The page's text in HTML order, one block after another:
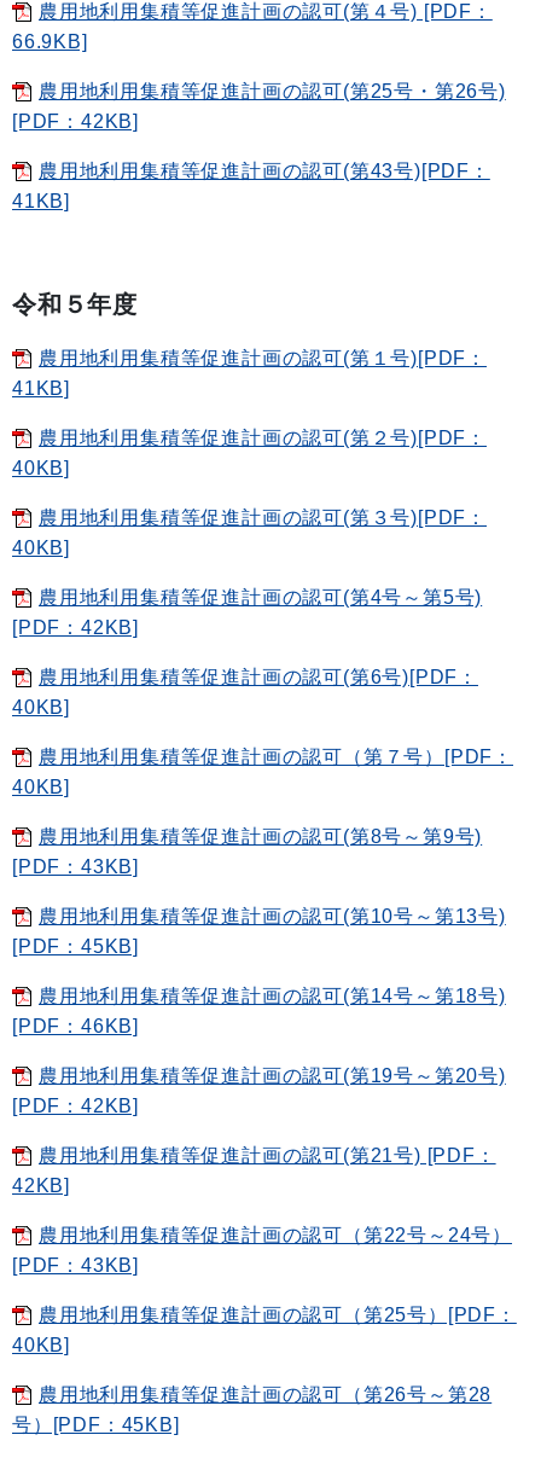
農用地利用集積等促進計画の認可(第４号) [PDF：
66.9KB]
農用地利用集積等促進計画の認可(第25号・第26号)
[PDF：42KB]
農用地利用集積等促進計画の認可(第43号)[PDF：
41KB]
令和５年度
農用地利用集積等促進計画の認可(第１号)[PDF：
41KB]
農用地利用集積等促進計画の認可(第２号)[PDF：
40KB]
農用地利用集積等促進計画の認可(第３号)[PDF：
40KB]
農用地利用集積等促進計画の認可(第4号～第5号)
[PDF：42KB]
農用地利用集積等促進計画の認可(第6号)[PDF：
40KB]
農用地利用集積等促進計画の認可（第７号）[PDF：
40KB]
農用地利用集積等促進計画の認可(第8号～第9号)
[PDF：43KB]
農用地利用集積等促進計画の認可(第10号～第13号)
[PDF：45KB]
農用地利用集積等促進計画の認可(第14号～第18号)
[PDF：46KB]
農用地利用集積等促進計画の認可(第19号～第20号)
[PDF：42KB]
農用地利用集積等促進計画の認可(第21号) [PDF：
42KB]
農用地利用集積等促進計画の認可（第22号～24号）
[PDF：43KB]
農用地利用集積等促進計画の認可（第25号）[PDF：
40KB]
農用地利用集積等促進計画の認可（第26号～第28
号）[PDF：45KB]